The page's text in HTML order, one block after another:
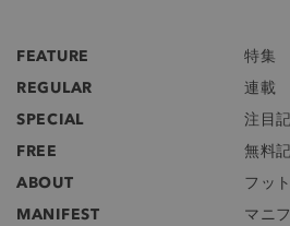
FEATURE
特集
REGULAR
連載
SPECIAL
注目
FREE
無料
ABOUT
フッ
MANIFEST
マニ